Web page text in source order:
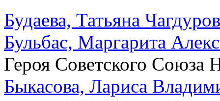
Будаева, Татьяна
Бульбас, Маргарита
Героя Советского Союза
Быкасова, Лариса